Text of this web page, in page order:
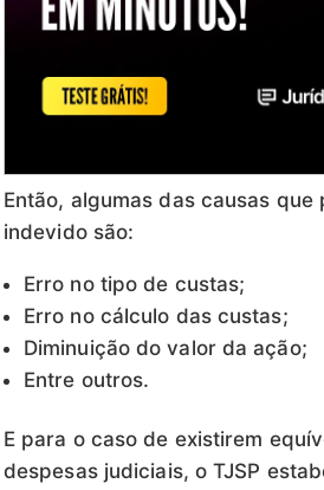
Então, algumas das causas
indevido são:
Erro no tipo de custas;
Erro no cálculo das custas;
Diminuição do valor da ação;
Entre outros.
E para o caso de existirem
despesas judiciais, o TJSP